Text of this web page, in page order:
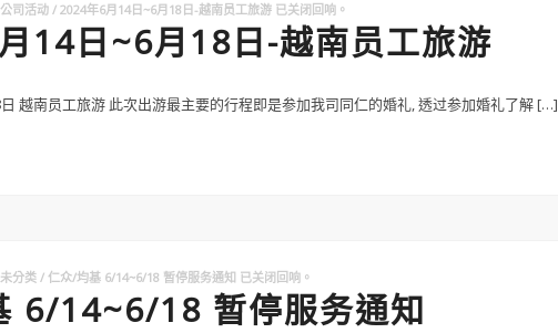
公司活动 2024年6月14日~6月18日-越南员工旅游 已关闭回响。
14日~6月18日-越南员工旅游
越南员工旅游 此次出游最主要的行程即是参加我司同仁的婚礼, 透过参加婚礼了解 […]
未分类 仁众/均基 6/14~6/18 暂停服务通知 已关闭回响。
6/14~6/18 暂停服务通知